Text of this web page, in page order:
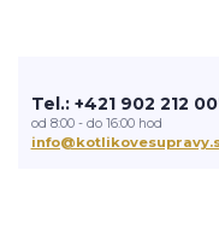
Tel.: +421 902 212
od 8:00 - do 16:00 hod